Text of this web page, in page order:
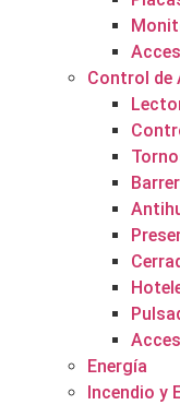
Control de
Energía
Incendio y